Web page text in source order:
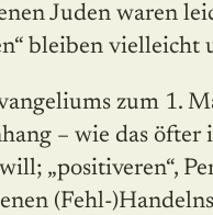
Juden waren
bleiben vielleicht
zum 1.
– wie das
„positiveren“,
(Fehl-